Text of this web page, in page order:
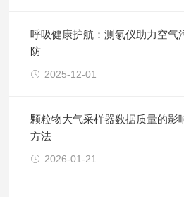
呼吸健康护航：测氡仪助力空气
防
2025-12-01
颗粒物大气采样器数据质量的影
方法
2026-01-21